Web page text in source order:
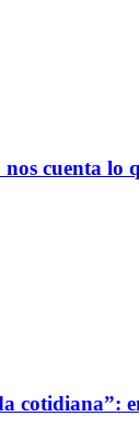
nos cuenta lo
cotidiana”: